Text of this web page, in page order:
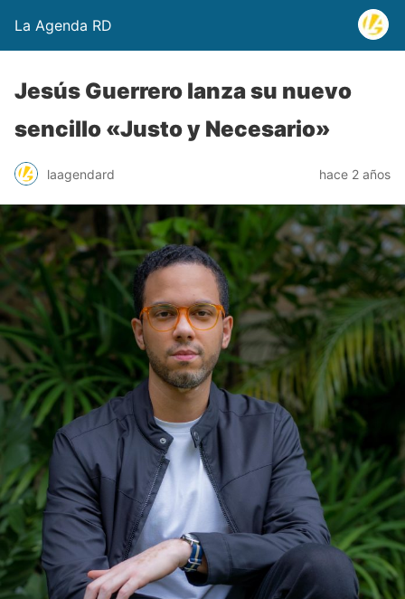
La Agenda RD
Jesús Guerrero lanza su nuevo
sencillo «Justo y Necesario»
laagendard hace 2 años